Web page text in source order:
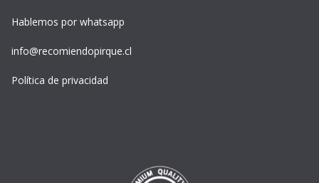
Hablemos por whatsapp
info@recomiendopirque.cl
Política de privacidad